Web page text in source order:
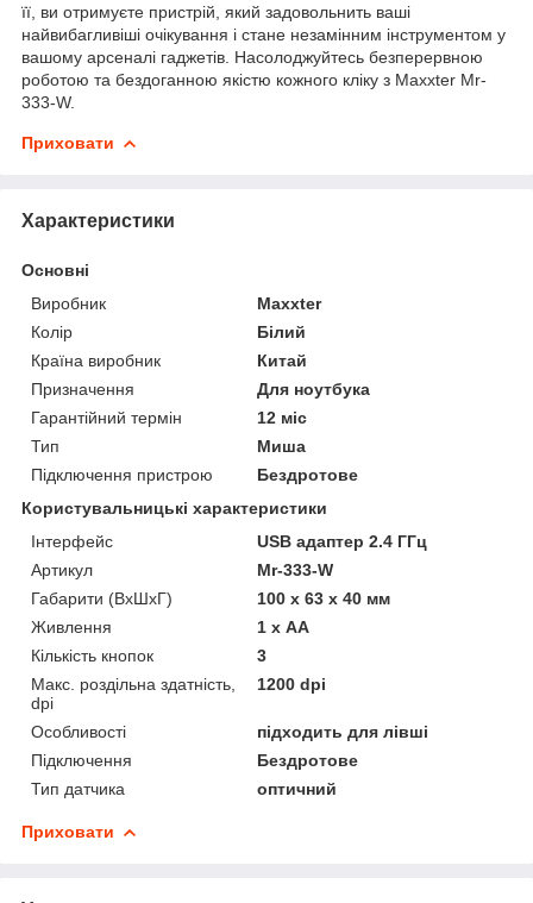
її, ви отримуєте пристрій, який задовольнить ваші
найвибагливіші очікування і стане незамінним інструментом у
вашому арсеналі гаджетів. Насолоджуйтесь безперервною
роботою та бездоганною якістю кожного кліку з Maxxter Mr-
333-W.
Приховати
Характеристики
Основні
Виробник
Maxxter
Колір
Білий
Країна виробник
Китай
Призначення
Для ноутбука
Гарантійний термін
12 міс
Тип
Миша
Підключення пристрою
Бездротове
Користувальницькі характеристики
Інтерфейс
USB адаптер 2.4 ГГц
Артикул
Mr-333-W
Габарити (ВхШхГ)
100 х 63 х 40 мм
Живлення
1 х AA
Кількість кнопок
3
Макс. роздільна здатність,
dpi
1200 dpi
Особливості
підходить для лівші
Підключення
Бездротове
Тип датчика
оптичний
Приховати